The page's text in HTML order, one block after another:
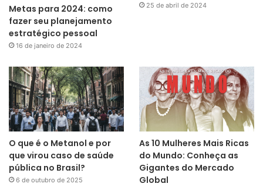
Metas para 2024: como
fazer seu planejamento
estratégico pessoal
16 de janeiro de 2024
25 de abril de 2024
O que é o Metanol e por
que virou caso de saúde
pública no Brasil?
6 de outubro de 2025
As 10 Mulheres Mais Ricas
do Mundo: Conheça as
Gigantes do Mercado
Global